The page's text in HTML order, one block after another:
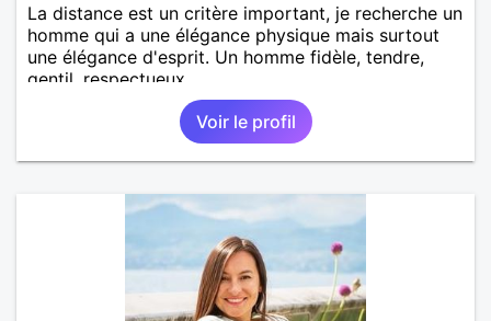
La distance est un critère important, je recherche un
homme qui a une élégance physique mais surtout
une élégance d'esprit. Un homme fidèle, tendre,
gentil, respectueux..
Voir le profil